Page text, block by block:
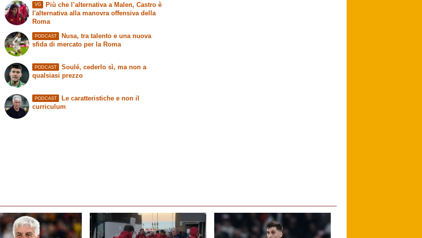
VG
Più che l’alternativa a Malen, Castro è
l'alternativa alla manovra offensiva della
Roma
PODCAST
Nusa, tra talento e una nuova
sfida di mercato per la Roma
PODCAST
Soulé, cederlo sì, ma non a
qualsiasi prezzo
PODCAST
Le caratteristiche e non il
curriculum